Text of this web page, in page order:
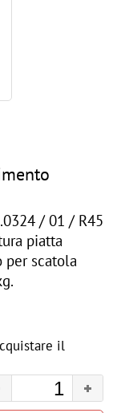
/ 01 / R45
piatta
per scatola
il